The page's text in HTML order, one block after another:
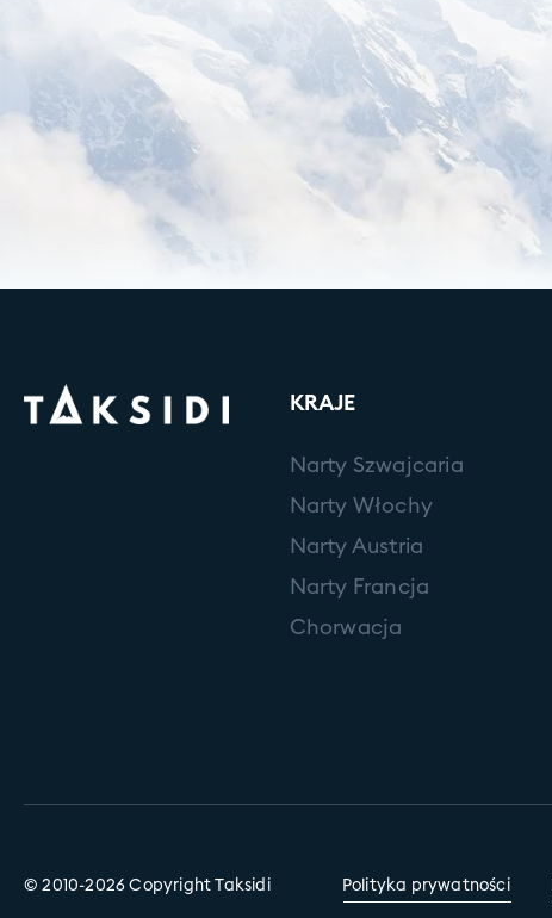
KRAJE
Narty Szwajcaria
Narty Włochy
Narty Austria
Narty Francja
Chorwacja
© 2010-2026 Copyright Taksidi Polityka prywatności